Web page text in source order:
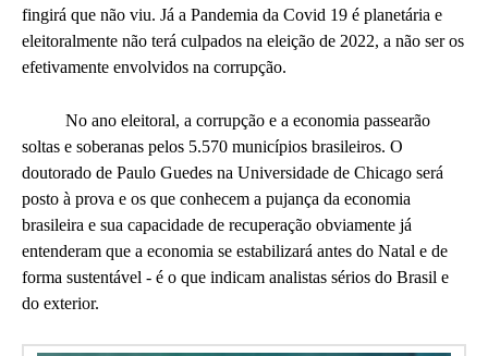
fingirá que não viu. Já a Pandemia da Covid 19 é planetária e
eleitoralmente não terá culpados na eleição de 2022, a não ser os
efetivamente envolvidos na corrupção.
No ano eleitoral, a corrupção e a economia passearão
soltas e soberanas pelos 5.570 municípios brasileiros. O
doutorado de Paulo Guedes na Universidade de Chicago será
posto à prova e os que conhecem a pujança da economia
brasileira e sua capacidade de recuperação obviamente já
entenderam que a economia se estabilizará antes do Natal e de
forma sustentável - é o que indicam analistas sérios do Brasil e
do exterior.